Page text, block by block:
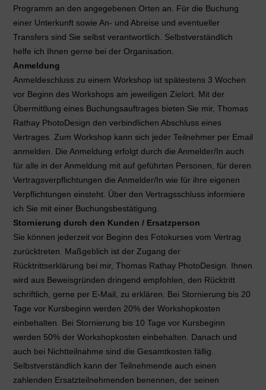
Programm an den angegebenen Orten an. Für die Buchung
einer Unterkunft sowie An- und Abreise und eventueller
Transfers sind Sie selbst verantwortlich. Selbstverständlich
helfe ich Ihnen gerne bei der Organisation.
Anmeldung
Anmeldeschluss zu einem Workshop ist spätestens 3 Wochen
vor Beginn des Workshops am jeweiligen Zielort. Mit der
Übermittlung eines Buchungsauftrages bieten Sie mir, Thomas
Rathay PhotoDesign den verbindlichen Abschluss eines
Vertrages. Zum Workshop kann sich jeder Teilnehmer per Email
anmelden. Die Anmeldung erfolgt durch die Anmelder/In auch
für alle in der Anmeldung mit auf geführten Personen, für deren
Vertragsverpflichtungen die Anmelder/In wie für ihre eigenen
Verpflichtungen einsteht. Über den Vertragsschluss informiere
ich Sie mit einer Buchungsbestätigung.
Stornierung durch den Kunden / Ersatzperson
Sie können jederzeit vor Beginn des Fotokurses vom Vertrag
zurücktreten. Maßgeblich ist der Zugang der
Rücktrittserklärung bei mir, Thomas Rathay PhotoDesign. Ihnen
wird aus Beweisgründen dringend empfohlen, den Rücktritt
schriftlich, gerne per E-Mail, zu erklären. Bei Stornierung bis 20
Tage vor Kursbeginn werden 20% der Workshopkosten
einbehalten. Bei Stornierung bis 10 Tage vor Kursbeginn
werden 50% der Workshopkosten einbehalten. Danach und
auch bei Nichtteilnahme sind die Gesamtkosten fällig.
Selbstverständlich kann der Teilnehmende auch einen
zahlenden Ersatzteilnehmenden benennen, der seinen